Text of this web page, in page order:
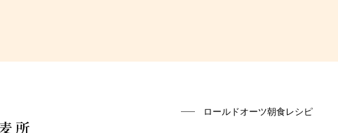
ロールドオーツ朝食レシピ